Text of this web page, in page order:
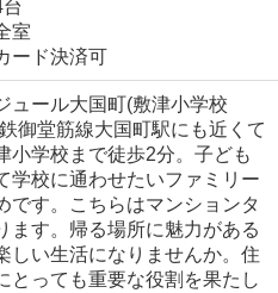
室
ード決済可
ュール大国町(敷津小学校
御堂筋線大国町駅にも近くて
小学校まで徒歩2分。子ども
学校に通わせたいファミリー
です。こちらはマンションタ
ます。帰る場所に魅力がある
しい生活になりませんか。住
とっても重要な役割を果たし